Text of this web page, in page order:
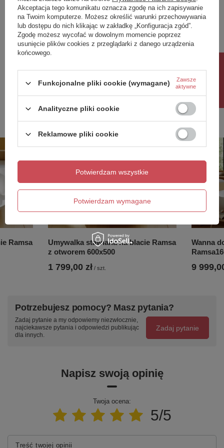
Waga netto: 146 kg
Pojemność całkowita: 323 l
Pojemność kąpielowa: 149 l
Zakres tolerancji wymiarów:
Długość: -5 / +5 mm
Szerokość: -5 / +5 mm
Wysokość: -5 / +5 mm
Wanna w standardzie zawiera:
• syfon z maskownicą z materiału w kolorze
czyszczony od góry
• pasy transportowe (2 sztuki)
• styropianowe bloki do montażu wanny (2 sztuki)
• instrukcja montażu
• zasady pielęgnacji
Patrz strona 30.
Za co klienci kochają RAMSĘ
Jest wiele powodów, dla których warto wybrać wannę i
umywalkę z kolekcji RAMSA. Ale cztery są
Jakość
GWARANCJA PRODUCENTA NA 5 LAT
Producent gwarantuje naprawę lub wymianę sprzętu do 60
miesięcy od daty zakupu. Skontaktuj się ze sklepem za
pośrednictwem formularza reklamacji abyzamówić kuriera który
Zobacz również
Poprzedni z tej kategorii
Ramsa
Umywalka stawiana na blacie Ramsa
z otworem 600x500
1 799,00 zł / szt.
Wanna
9
Następny z tej kategorii
Potrzebujesz pomocy? Masz pytania?
Zadaj pytanie a my odpowiemy niezwłocznie,
najciekawsze pytania i odpowiedzi publikując
dla innych.
Zadaj pytanie
Napisz swoją opinię
Twoja ocena:
5/5
Treść twojej opinii
Akceptacja tego komunikatu oznacza zgodę na ich zapisywanie
na Twoim komputerze. Możesz określić warunki przechowywania
lub dostępu do nich klikając w zakładkę „Konfiguracja zgód”.
Zgodę możesz wycofać w dowolnym momencie poprzez
usunięcie plików cookies z przeglądarki z danego urządzenia
końcowego.
Funkcjonalne pliki cookie (wymagane)
Zawsze
aktywne
Analityczne pliki cookie
Reklamowe pliki cookie
Potwierdzam wymagane
Potwierdzam wszystkie